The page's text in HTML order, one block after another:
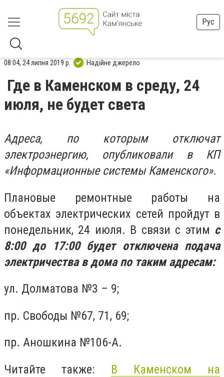
Рус
08:04, 24 липня 2019 р. Надійне джерело
Где в Каменском в среду, 24
июля, не будет света
Адреса, по которым отключат
электроэнергию, опубликовали в КП
«Информационные системы Каменского».
Плановые ремонтные работы на
объектах электрических сетей пройдут в
понедельник, 24 июля. В связи с этим с
8:00 до 17:00 будет отключена подача
электричества в дома по таким адресам:
ул. Долматова №3 – 9;
пр. Свободы №67, 71, 69;
пр. Аношкина №106-А.
Читайте также: В Каменском на